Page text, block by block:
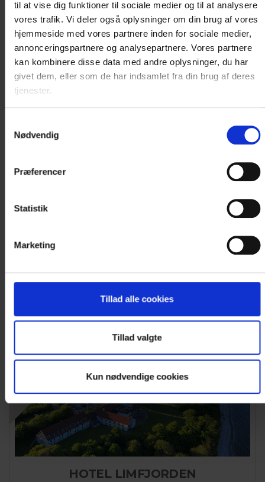
til at vise dig funktioner til sociale medier og til at analysere
vores trafik. Vi deler også oplysninger om din brug af vores
hjemmeside med vores partnere inden for sociale medier,
annonceringspartnere og analysepartnere. Vores partnere
kan kombinere disse data med andre oplysninger, du har
givet dem, eller som de har indsamlet fra din brug af deres
tjenester.
Nødvendig
Præferencer
Statistik
Marketing
Tillad alle cookies
Tillad valgte
Kun nødvendige cookies
Hotellet er beliggende mellem Fredericia og
Kolding og er oprindelig opført i 1243 og har dermed
Se Hotel
HOTEL LIMFJORDEN